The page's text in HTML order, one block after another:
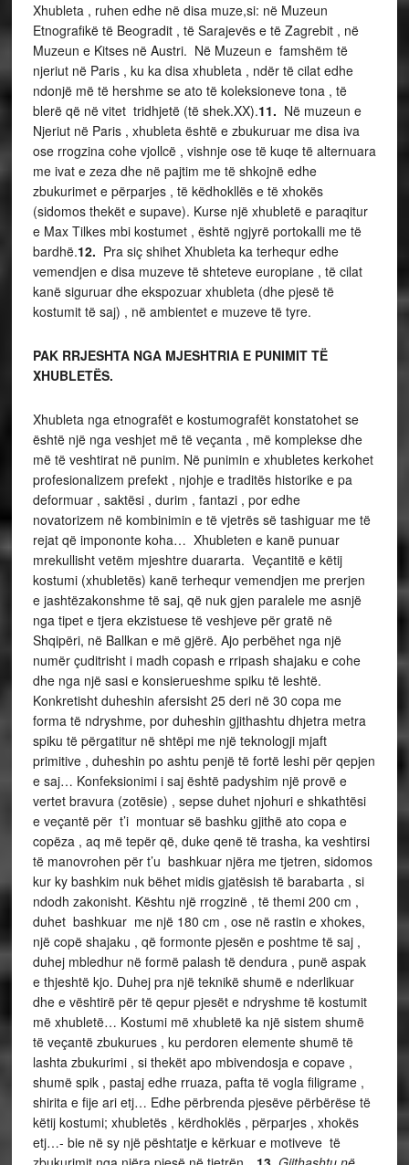
Xhubleta , ruhen edhe në disa muze,si: në Muzeun
Etnografikë të Beogradit , të Sarajevës e të Zagrebit , në
Muzeun e Kitses në Austri. Në Muzeun e famshëm të
njeriut në Paris , ku ka disa xhubleta , ndër të cilat edhe
ndonjë më të hershme se ato të koleksioneve tona , të
blerë që në vitet tridhjetë (të shek.XX).11. Në muzeun e
Njeriut në Paris , xhubleta është e zbukuruar me disa iva
ose rrogzina cohe vjollcë , vishnje ose të kuqe të alternuara
me ivat e zeza dhe në pajtim me të shkojnë edhe
zbukurimet e përparjes , të këdhokllës e të xhokës
(sidomos thekët e supave). Kurse një xhubletë e paraqitur
e Max Tilkes mbi kostumet , është ngjyrë portokalli me të
bardhë.12. Pra siç shihet Xhubleta ka terhequr edhe
vemendjen e disa muzeve të shteteve europiane , të cilat
kanë siguruar dhe ekspozuar xhubleta (dhe pjesë të
kostumit të saj) , në ambientet e muzeve të tyre.
PAK RRJESHTA NGA MJESHTRIA E PUNIMIT TË
XHUBLETËS.
Xhubleta nga etnografët e kostumografët konstatohet se
është një nga veshjet më të veçanta , më komplekse dhe
më të veshtirat në punim. Në punimin e xhubletes kerkohet
profesionalizem prefekt , njohje e traditës historike e pa
deformuar , saktësi , durim , fantazi , por edhe
novatorizem në kombinimin e të vjetrës së tashiguar me të
rejat që impononte koha… Xhubleten e kanë punuar
mrekullisht vetëm mjeshtre duararta. Veçantitë e këtij
kostumi (xhubletës) kanë terhequr vemendjen me prerjen
e jashtëzakonshme të saj, që nuk gjen paralele me asnjë
nga tipet e tjera ekzistuese të veshjeve për gratë në
Shqipëri, në Ballkan e më gjërë. Ajo perbëhet nga një
numër çuditrisht i madh copash e rripash shajaku e cohe
dhe nga një sasi e konsierueshme spiku të leshtë.
Konkretisht duheshin afersisht 25 deri në 30 copa me
forma të ndryshme, por duheshin gjithashtu dhjetra metra
spiku të përgatitur në shtëpi me një teknologji mjaft
primitive , duheshin po ashtu penjë të fortë leshi për qepjen
e saj… Konfeksionimi i saj është padyshim një provë e
vertet bravura (zotësie) , sepse duhet njohuri e shkathtësi
e veçantë për t’i montuar së bashku gjithë ato copa e
copëza , aq më tepër që, duke qenë të trasha, ka veshtirsi
të manovrohen për t’u bashkuar njëra me tjetren, sidomos
kur ky bashkim nuk bëhet midis gjatësish të barabarta , si
ndodh zakonisht. Kështu një rrogzinë , të themi 200 cm ,
duhet bashkuar me një 180 cm , ose në rastin e xhokes,
një copë shajaku , që formonte pjesën e poshtme të saj ,
duhej mbledhur në formë palash të dendura , punë aspak
e thjeshtë kjo. Duhej pra një teknikë shumë e nderlikuar
dhe e vështirë për të qepur pjesët e ndryshme të kostumit
më xhubletë… Kostumi më xhubletë ka një sistem shumë
të veçantë zbukurues , ku perdoren elemente shumë të
lashta zbukurimi , si thekët apo mbivendosja e copave ,
shumë spik , pastaj edhe rruaza, pafta të vogla filigrame ,
shirita e fije ari etj… Edhe përbrenda pjesëve përbërëse të
këtij kostumi; xhubletës , kërdhoklës , përparjes , xhokës
etj…- bie në sy një pështatje e kërkuar e motiveve të